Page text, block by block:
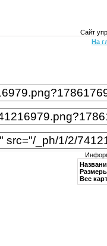
Сайт
На
Вес